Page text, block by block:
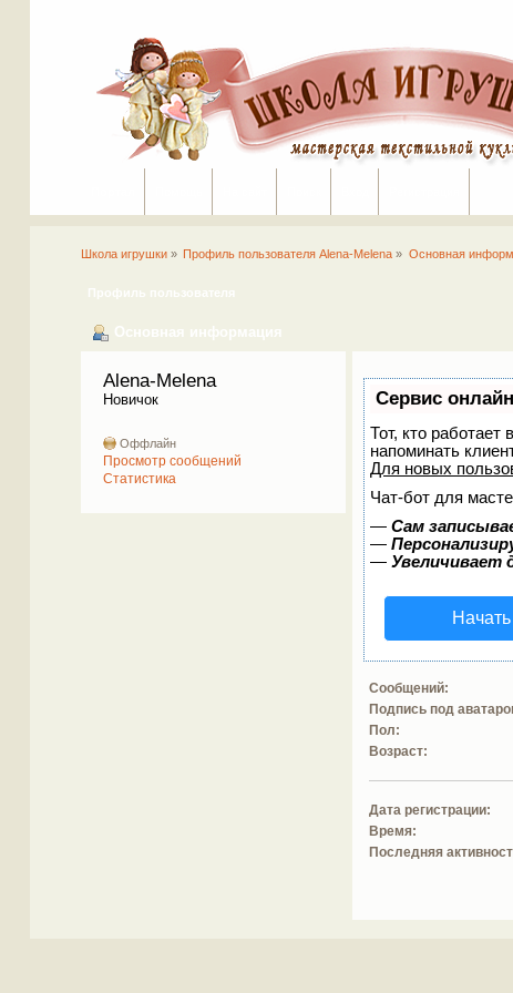
Школа игрушки » Профиль пользователя Alena-Melena » Основная
Профиль пользователя
Основная информация
Alena-Melena
Новичок
Оффлайн
Просмотр сообщений
Статистика
Сервис
Тот, кто
напоминать
Для новых
Чат-бот для
—Сам
—
—Увеличивает
Сообщений:
Подпись под
Пол:
Возраст:
Дата регистрации:
Время:
Последняя